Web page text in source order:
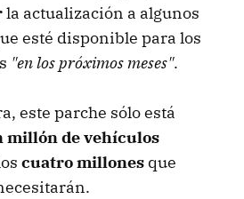
la actualización a algunos
esté disponible para los
"en los próximos meses".
este parche sólo está
millón de vehículos
cuatro millones que